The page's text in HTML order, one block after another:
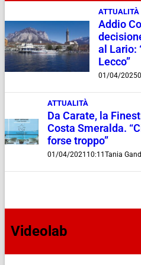
ATTUALITÀ
Addio
al Lario:
Lecco”
01/04/2025
ATTUALITÀ
Da Carate, la
Costa Smeralda.
forse troppo”
01/04/2021 10:11Tania
Videolab